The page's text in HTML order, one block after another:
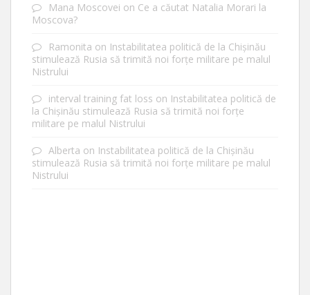
Mana Moscovei on Ce a căutat Natalia Morari la
Moscova?
Ramonita on Instabilitatea politică de la Chișinău
stimulează Rusia să trimită noi forțe militare pe malul
Nistrului
interval training fat loss on Instabilitatea politică de
la Chișinău stimulează Rusia să trimită noi forțe
militare pe malul Nistrului
Alberta on Instabilitatea politică de la Chișinău
stimulează Rusia să trimită noi forțe militare pe malul
Nistrului